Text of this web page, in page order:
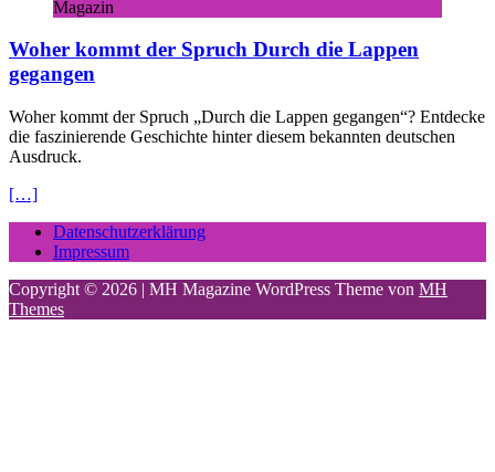
Magazin
Woher kommt der Spruch Durch die Lappen
gegangen
Woher kommt der Spruch „Durch die Lappen gegangen“? Entdecke
die faszinierende Geschichte hinter diesem bekannten deutschen
Ausdruck.
[…]
Datenschutzerklärung
Impressum
Copyright © 2026 | MH Magazine WordPress Theme von MH
Themes